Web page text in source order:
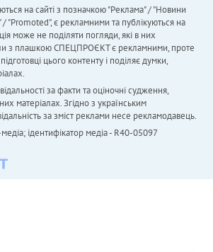
на сайті з позначкою "Реклама" / "Новини
"Promoted", є рекламними та публікуються на
може не поділяти погляди, які в них
з плашкою СПЕЦПРОЄКТ є рекламними, проте
цього контенту і поділяє думки,
за факти та оціночні судження,
матеріалах. Згідно з українським
за зміст реклами несе рекламодавець.
ідентифікатор медіа - R40-05097